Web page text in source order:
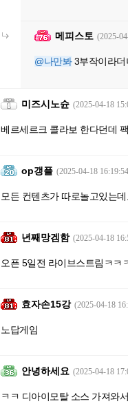
메피스토 (2025-
@나만봐3부작이라더
미즈시노슌 (2025-04-18
베르세르크 콜라보 한다던데
op갱플 (2025-04-18
모든 컨텐츠가 따로놀고있는
년째망겜함 (2025-04-18
오픈 5일전 라이브스트림ㅋㅋ
효자손15강 (2025-04-18
노답게임
안녕하세요 (2025-04-18
ㅋㅋ 디아이모탈 소스 가져와